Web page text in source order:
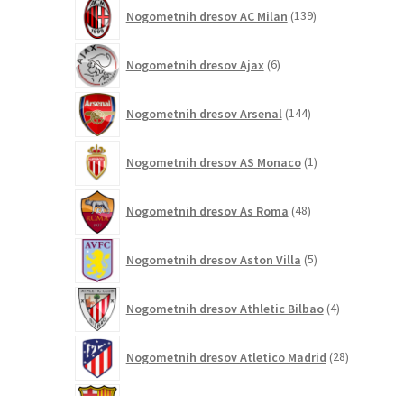
Nogometnih dresov AC Milan 139izdelkov
Nogometnih dresov Ajax 6izdelkov
Nogometnih dresov Arsenal 144izdelkov
Nogometnih dresov AS Monaco 1izdelek
Nogometnih dresov As Roma 48izdelkov
Nogometnih dresov Aston Villa 5izdelkov
Nogometnih dresov Athletic Bilbao 4izdelki
Nogometnih dresov Atletico Madrid 28izdelkov